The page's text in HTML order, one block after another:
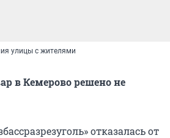
улицы с жителями
в Кемерово решено не
отказалась от